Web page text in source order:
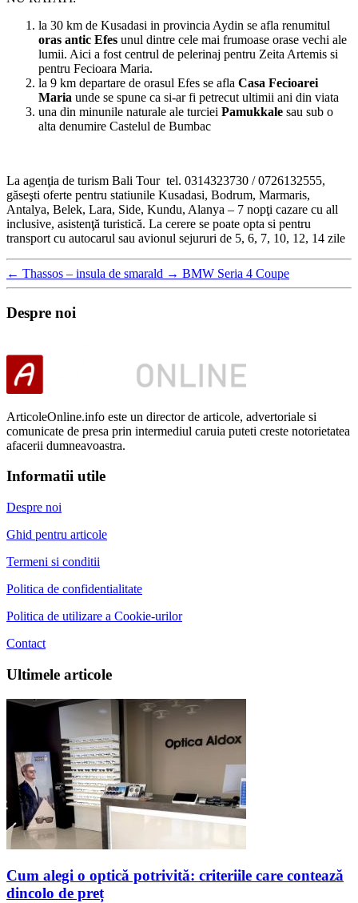
la 30 km de Kusadasi in provincia Aydin se afla renumitul
oras antic Efes unul dintre cele mai frumoase orase vechi ale
lumii. Aici a fost centrul de pelerinaj pentru Zeita Artemis si
pentru Fecioara Maria.
la 9 km departare de orasul Efes se afla Casa Fecioarei
Maria unde se spune ca si-ar fi petrecut ultimii ani din viata
una din minunile naturale ale turciei Pamukkale sau sub o
alta denumire Castelul de Bumbac
La agenţia de turism Bali Tour tel. 0314323730 / 0726132555,
găseşti oferte pentru statiunile Kusadasi, Bodrum, Marmaris,
Antalya, Belek, Lara, Side, Kundu, Alanya – 7 nopţi cazare cu all
inclusive, asistenţă turistică. La cerere se poate opta si pentru
transport cu autocarul sau avionul sejururi de 5, 6, 7, 10, 12, 14 zile
← Thassos – insula de smarald → BMW Seria 4 Coupe
Despre noi
ArticoleOnline.info este un director de articole, advertoriale si
comunicate de presa prin intermediul caruia puteti creste notorietatea
afacerii dumneavoastra.
Informatii utile
Despre noi
Ghid pentru articole
Termeni si conditii
Politica de confidentialitate
Politica de utilizare a Cookie-urilor
Contact
Ultimele articole
Cum alegi o optică potrivită: criteriile care contează
dincolo de preț